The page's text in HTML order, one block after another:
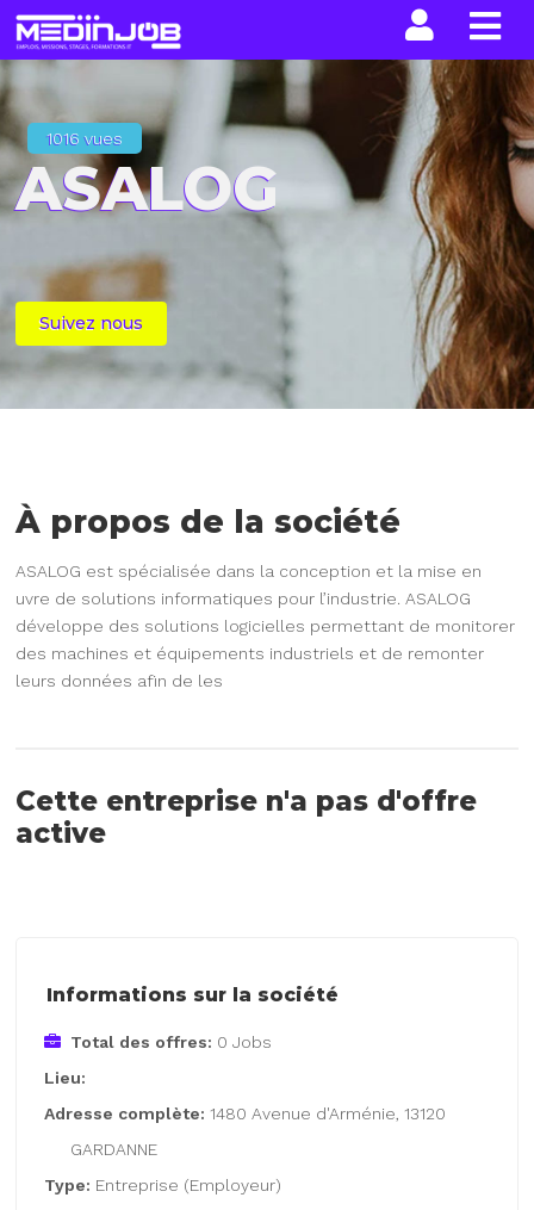
1016 vues
ASALOG
Suivez nous
À propos de la société
ASALOG est spécialisée dans la conception et la mise en
uvre de solutions informatiques pour l’industrie. ASALOG
développe des solutions logicielles permettant de monitorer
des machines et équipements industriels et de remonter
leurs données afin de les
Cette entreprise n'a pas d'offre
active
Informations sur la société
Total des offres: 0 Jobs
Lieu:
Adresse complète: 1480 Avenue d'Arménie, 13120
GARDANNE
Type: Entreprise (Employeur)